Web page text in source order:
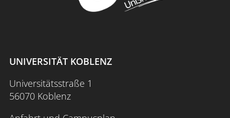
UNIVERSITÄT KOBLENZ
Universitätsstraße 1
56070 Koblenz